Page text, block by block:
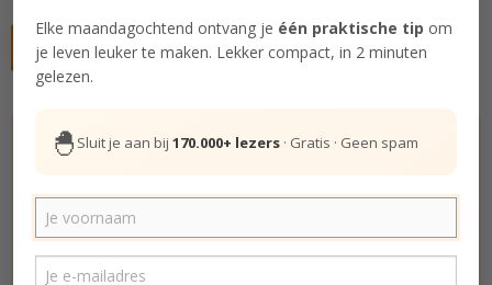
Gratis deelnemen aan cursus
Hoe gelukkig ben jij echt? Doe de test.
De Gelukstest
Het leven is zeer de moeite waard.
Helemaal oneens
Elke maandagochtend ontvang je één praktische tip om
je leven leuker te maken. Lekker compact, in 2 minuten
gelezen.
🐣 Sluit je aan bij 170.000+ lezers · Gratis · Geen spam